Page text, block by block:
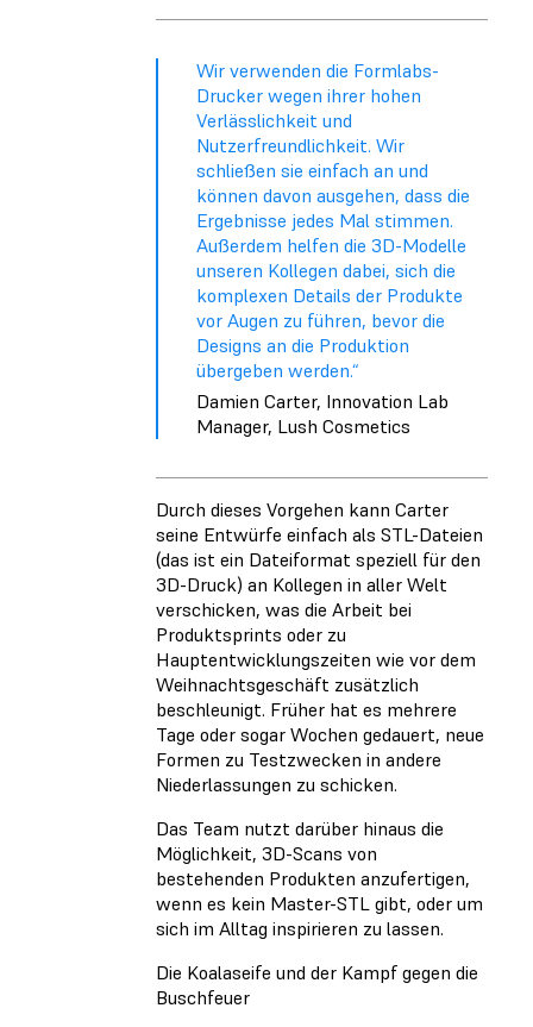
Wir verwenden die Formlabs-
Drucker wegen ihrer hohen
Verlässlichkeit und
Nutzerfreundlichkeit. Wir
schließen sie einfach an und
können davon ausgehen, dass die
Ergebnisse jedes Mal stimmen.
Außerdem helfen die 3D-Modelle
unseren Kollegen dabei, sich die
komplexen Details der Produkte
vor Augen zu führen, bevor die
Designs an die Produktion
übergeben werden.“
Damien Carter, Innovation Lab
Manager, Lush Cosmetics
Durch dieses Vorgehen kann Carter
seine Entwürfe einfach als STL-Dateien
(das ist ein Dateiformat speziell für den
3D-Druck) an Kollegen in aller Welt
verschicken, was die Arbeit bei
Produktsprints oder zu
Hauptentwicklungszeiten wie vor dem
Weihnachtsgeschäft zusätzlich
beschleunigt. Früher hat es mehrere
Tage oder sogar Wochen gedauert, neue
Formen zu Testzwecken in andere
Niederlassungen zu schicken.
Das Team nutzt darüber hinaus die
Möglichkeit, 3D-Scans von
bestehenden Produkten anzufertigen,
wenn es kein Master-STL gibt, oder um
sich im Alltag inspirieren zu lassen.
Die Koalaseife und der Kampf gegen die
Buschfeuer